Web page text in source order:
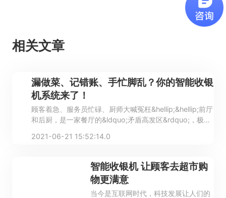
相关文章
漏做菜、记错账、手忙脚乱？你的智能收银
机系统来了！
顾客着急、服务员忙碌、厨师大喊冤枉&hellip;&hellip;前厅
和后厨，是一家餐厅的&ldquo;矛盾高发区&rdquo;，极大
救你，我的餐厅？当当当，你的救星&mdash;&mdash;智
&rdquo;，让日常运营事半功倍！
2021-06-21 15:52:14.0
智能收银机 让顾客去超市购
物更满意
当今是互联网时代，科技发展让人们的